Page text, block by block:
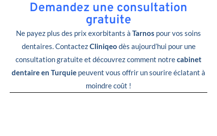
Demandez une consultation
gratuite
Ne payez plus des prix exorbitants à Tarnos pour vos soins
dentaires. ContactezCliniqeo dès aujourd’hui pour une
consultation gratuite et découvrez comment notrecabinet
dentaire en Turquie peuvent vous offrir un sourire éclatant à
moindre coût !